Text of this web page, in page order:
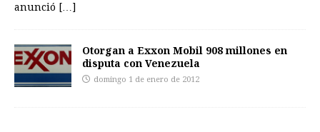
anunció […]
Otorgan a Exxon Mobil 908 millones en
disputa con Venezuela
domingo 1 de enero de 2012